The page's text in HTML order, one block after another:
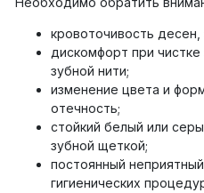
кровоточивость десен,
дискомфорт при чистке
зубной нити;
изменение цвета и
отечность;
стойкий белый или
зубной щеткой;
постоянный
гигиенических